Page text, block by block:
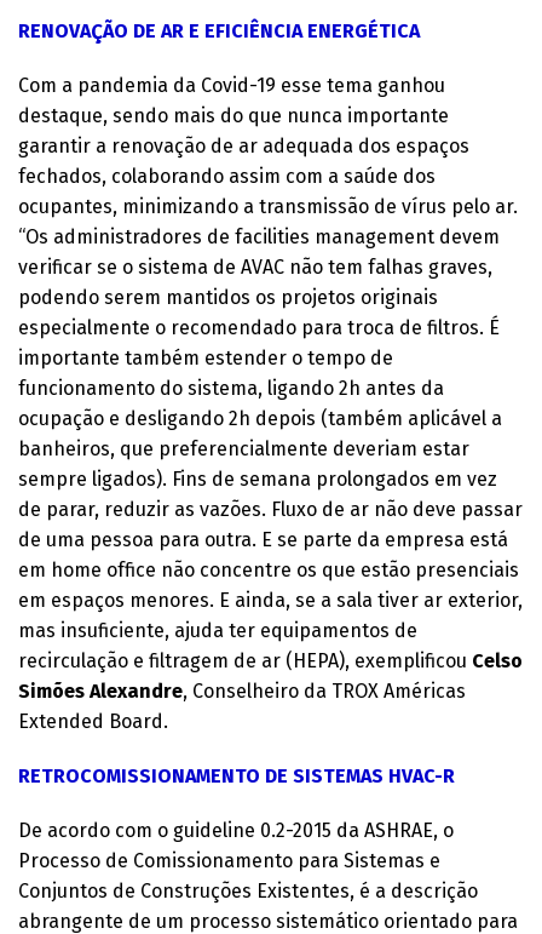
RENOVAÇÃO DE AR E EFICIÊNCIA ENERGÉTICA
Com a pandemia da Covid-19 esse tema ganhou
destaque, sendo mais do que nunca importante
garantir a renovação de ar adequada dos espaços
fechados, colaborando assim com a saúde dos
ocupantes, minimizando a transmissão de vírus pelo ar.
“Os administradores de facilities management devem
verificar se o sistema de AVAC não tem falhas graves,
podendo serem mantidos os projetos originais
especialmente o recomendado para troca de filtros. É
importante também estender o tempo de
funcionamento do sistema, ligando 2h antes da
ocupação e desligando 2h depois (também aplicável a
banheiros, que preferencialmente deveriam estar
sempre ligados). Fins de semana prolongados em vez
de parar, reduzir as vazões. Fluxo de ar não deve passar
de uma pessoa para outra. E se parte da empresa está
em home office não concentre os que estão presenciais
em espaços menores. E ainda, se a sala tiver ar exterior,
mas insuficiente, ajuda ter equipamentos de
recirculação e filtragem de ar (HEPA), exemplificou Celso
Simões Alexandre, Conselheiro da TROX Américas
Extended Board.
RETROCOMISSIONAMENTO DE SISTEMAS HVAC-R
De acordo com o guideline 0.2-2015 da ASHRAE, o
Processo de Comissionamento para Sistemas e
Conjuntos de Construções Existentes, é a descrição
abrangente de um processo sistemático orientado para